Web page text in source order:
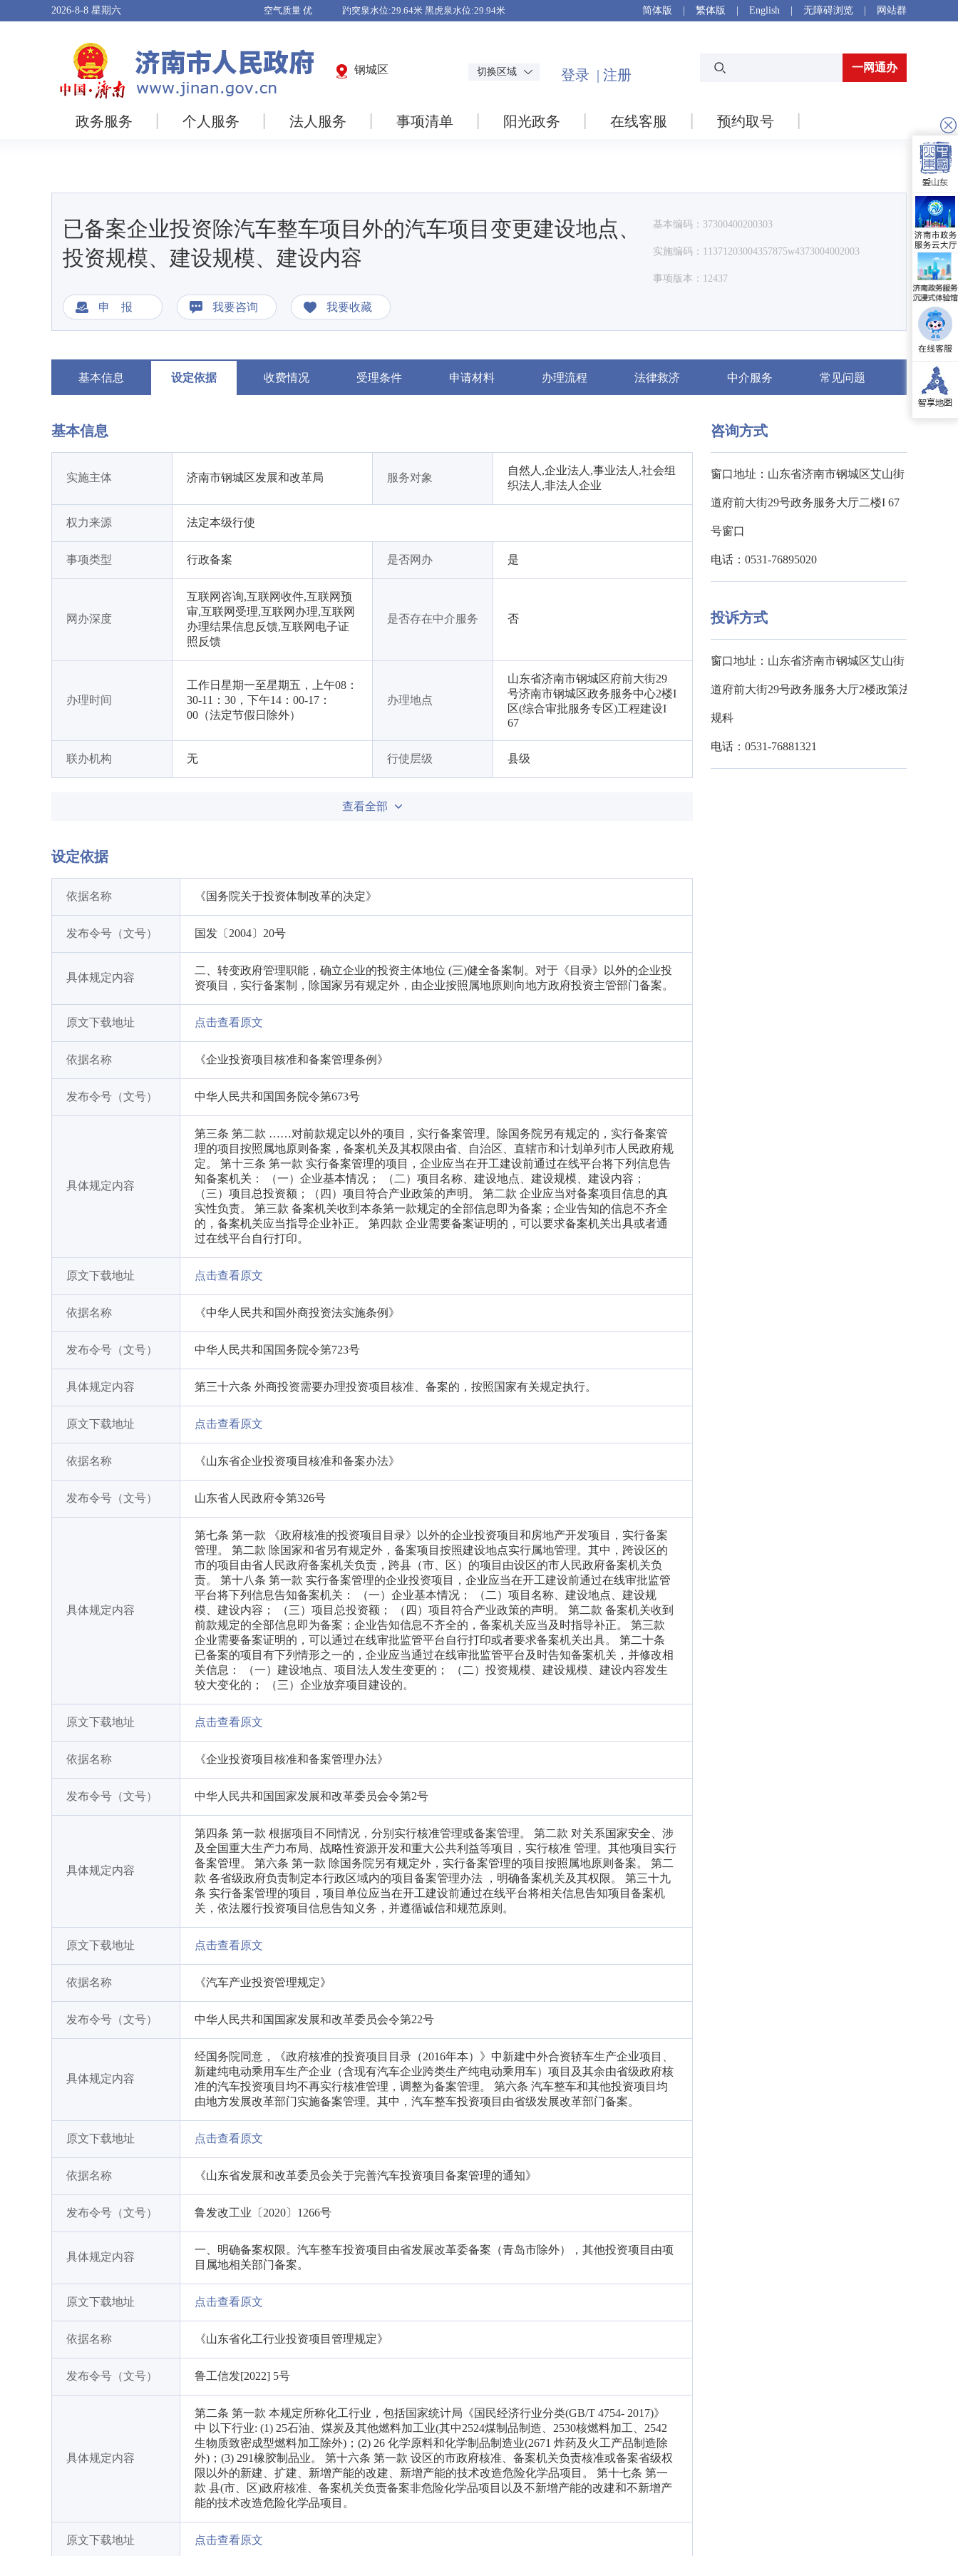
2026-8-8 星期六 简体版 繁体版 English 无障碍浏览 网站群
钢城区 切换区域 一网通办
政务服务 个人服务 法人服务 事项清单 阳光政务 在线客服 预约取号
已备案企业投资除汽车整车项目外的汽车项目变更建设地点、
投资规模、建设规模、建设内容
申 报 我要咨询 我要收藏
基本编码：37300400200303
实施编码：11371203004357875w4373004002003
事项版本：12437
基本信息 设定依据 收费情况 受理条件 申请材料 办理流程 法律救济 中介服务 常见问题
基本信息
实施主体 济南市钢城区发展和改革局 服务对象
自然人,企业法人,事业法人,社会组
织法人,非法人企业
权力来源 法定本级行使
事项类型 行政备案 是否网办 是
网办深度
互联网咨询,互联网收件,互联网预
审,互联网受理,互联网办理,互联网
办理结果信息反馈,互联网电子证
照反馈
是否存在中介服务 否
办理时间
工作日星期一至星期五，上午08：
30-11：30，下午14：00-17：
00（法定节假日除外）
办理地点
山东省济南市钢城区府前大街29
号济南市钢城区政务服务中心2楼I
区(综合审批服务专区)工程建设I
67
联办机构 无 行使层级 县级
查看全部
设定依据
依据名称 《国务院关于投资体制改革的决定》
发布令号（文号） 国发〔2004〕20号
具体规定内容
二、转变政府管理职能，确立企业的投资主体地位 (三)健全备案制。对于《目录》以外的企业投
资项目，实行备案制，除国家另有规定外，由企业按照属地原则向地方政府投资主管部门备案。
原文下载地址 点击查看原文
依据名称 《企业投资项目核准和备案管理条例》
发布令号（文号） 中华人民共和国国务院令第673号
具体规定内容
第三条 第二款 ……对前款规定以外的项目，实行备案管理。除国务院另有规定的，实行备案管
理的项目按照属地原则备案，备案机关及其权限由省、自治区、直辖市和计划单列市人民政府规
定。 第十三条 第一款 实行备案管理的项目，企业应当在开工建设前通过在线平台将下列信息告
知备案机关： （一）企业基本情况； （二）项目名称、建设地点、建设规模、建设内容；
（三）项目总投资额；（四）项目符合产业政策的声明。 第二款 企业应当对备案项目信息的真
实性负责。 第三款 备案机关收到本条第一款规定的全部信息即为备案；企业告知的信息不齐全
的，备案机关应当指导企业补正。 第四款 企业需要备案证明的，可以要求备案机关出具或者通
过在线平台自行打印。
原文下载地址 点击查看原文
依据名称 《中华人民共和国外商投资法实施条例》
发布令号（文号） 中华人民共和国国务院令第723号
具体规定内容 第三十六条 外商投资需要办理投资项目核准、备案的，按照国家有关规定执行。
原文下载地址 点击查看原文
依据名称 《山东省企业投资项目核准和备案办法》
发布令号（文号） 山东省人民政府令第326号
具体规定内容
第七条 第一款 《政府核准的投资项目目录》以外的企业投资项目和房地产开发项目，实行备案
管理。 第二款 除国家和省另有规定外，备案项目按照建设地点实行属地管理。其中，跨设区的
市的项目由省人民政府备案机关负责，跨县（市、区）的项目由设区的市人民政府备案机关负
责。 第十八条 第一款 实行备案管理的企业投资项目，企业应当在开工建设前通过在线审批监管
平台将下列信息告知备案机关： （一）企业基本情况； （二）项目名称、建设地点、建设规
模、建设内容； （三）项目总投资额； （四）项目符合产业政策的声明。 第二款 备案机关收到
前款规定的全部信息即为备案；企业告知信息不齐全的，备案机关应当及时指导补正。 第三款
企业需要备案证明的，可以通过在线审批监管平台自行打印或者要求备案机关出具。 第二十条
已备案的项目有下列情形之一的，企业应当通过在线审批监管平台及时告知备案机关，并修改相
关信息： （一）建设地点、项目法人发生变更的； （二）投资规模、建设规模、建设内容发生
较大变化的； （三）企业放弃项目建设的。
原文下载地址 点击查看原文
依据名称 《企业投资项目核准和备案管理办法》
发布令号（文号） 中华人民共和国国家发展和改革委员会令第2号
具体规定内容
第四条 第一款 根据项目不同情况，分别实行核准管理或备案管理。 第二款 对关系国家安全、涉
及全国重大生产力布局、战略性资源开发和重大公共利益等项目，实行核准 管理。其他项目实行
备案管理。 第六条 第一款 除国务院另有规定外，实行备案管理的项目按照属地原则备案。 第二
款 各省级政府负责制定本行政区域内的项目备案管理办法 ，明确备案机关及其权限。 第三十九
条 实行备案管理的项目，项目单位应当在开工建设前通过在线平台将相关信息告知项目备案机
关，依法履行投资项目信息告知义务，并遵循诚信和规范原则。
原文下载地址 点击查看原文
依据名称 《汽车产业投资管理规定》
发布令号（文号） 中华人民共和国国家发展和改革委员会令第22号
具体规定内容
经国务院同意，《政府核准的投资项目目录（2016年本）》中新建中外合资轿车生产企业项目、
新建纯电动乘用车生产企业（含现有汽车企业跨类生产纯电动乘用车）项目及其余由省级政府核
准的汽车投资项目均不再实行核准管理，调整为备案管理。 第六条 汽车整车和其他投资项目均
由地方发展改革部门实施备案管理。其中，汽车整车投资项目由省级发展改革部门备案。
原文下载地址 点击查看原文
依据名称 《山东省发展和改革委员会关于完善汽车投资项目备案管理的通知》
发布令号（文号） 鲁发改工业〔2020〕1266号
具体规定内容
一、明确备案权限。汽车整车投资项目由省发展改革委备案（青岛市除外），其他投资项目由项
目属地相关部门备案。
原文下载地址 点击查看原文
依据名称 《山东省化工行业投资项目管理规定》
发布令号（文号） 鲁工信发[2022] 5号
具体规定内容
第二条 第一款 本规定所称化工行业，包括国家统计局《国民经济行业分类(GB/T 4754- 2017)》
中 以下行业: (1) 25石油、煤炭及其他燃料加工业(其中2524煤制品制造、2530核燃料加工、2542
生物质致密成型燃料加工除外)；(2) 26 化学原料和化学制品制造业(2671 炸药及火工产品制造除
外)；(3) 291橡胶制品业。 第十六条 第一款 设区的市政府核准、备案机关负责核准或备案省级权
限以外的新建、扩建、新增产能的改建、新增产能的技术改造危险化学品项目。 第十七条 第一
款 县(市、区)政府核准、备案机关负责备案非危险化学品项目以及不新增产能的改建和不新增产
能的技术改造危险化学品项目。
原文下载地址 点击查看原文
咨询方式
窗口地址：山东省济南市钢城区艾山街
道府前大街29号政务服务大厅二楼I 67
号窗口
电话：0531-76895020
投诉方式
窗口地址：山东省济南市钢城区艾山街
道府前大街29号政务服务大厅2楼政策法
规科
电话：0531-76881321